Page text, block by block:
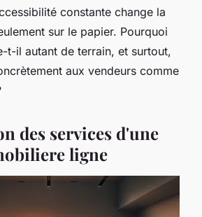
constante change la
sur le papier. Pourquoi
t-il autant de terrain, et surtout,
aux vendeurs comme
des services d'une
ligne